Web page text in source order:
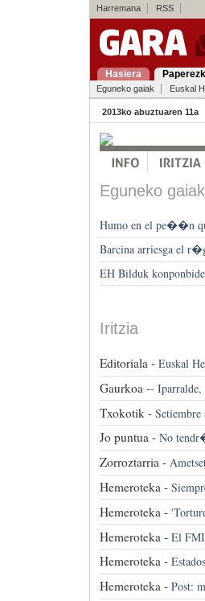
Harremana RSS
Hasiera
Eguneko gaiak Euskal
2013ko abuztuaren 11a
Eguneko gaiak
Humo en el pe��n
Barcina arriesga el
EH Bilduk
Iritzia
Editoriala - Euskal
Gaurkoa --
Txokotik - Setiembre
Jo puntua - No
Zorroztarria -
Hemeroteka -
Hemeroteka -
Hemeroteka - El
Hemeroteka -
Hemeroteka - Post: